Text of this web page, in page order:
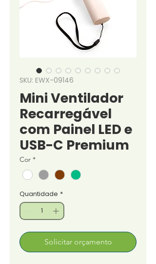
SKU: EWX-09146
Mini Ventilador
Recarregável
com Painel LED e
USB-C Premium
Cor *
Quantidade *
Solicitar orçamento